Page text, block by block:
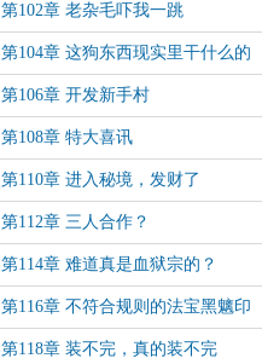
第102章 老杂毛吓我一跳
第104章 这狗东西现实里干什么的
第106章 开发新手村
第108章 特大喜讯
第110章 进入秘境，发财了
第112章 三人合作？
第114章 难道真是血狱宗的？
第116章 不符合规则的法宝黑魑印
第118章 装不完，真的装不完